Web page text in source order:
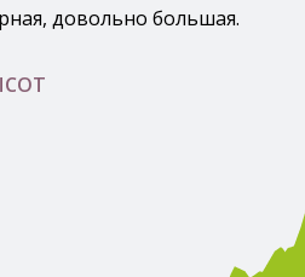
довольно большая.